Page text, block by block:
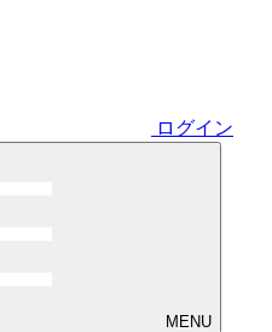
ログイン
MENU